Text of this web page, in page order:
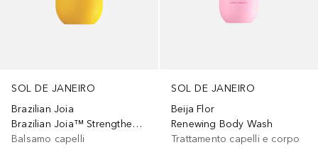
SOL DE JANEIRO
Brazilian Joia
Brazilian Joia™ Strengthening + Smoothing Conditioner
Balsamo capelli
SOL DE JANEIRO
Beija Flor
Renewing Body Wash
Trattamento capelli e corpo